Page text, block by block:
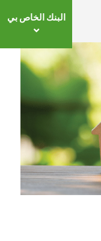
البنك الخاص بي